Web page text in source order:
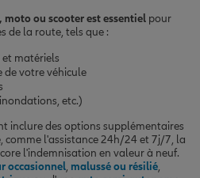
moto ou scooter est essentiel pour
de la route, tels que :
et matériels
de votre véhicule
etc.)
inclure des options supplémentaires
comme l'assistance 24h/24 et 7j/7, la
l'indemnisation en valeur à neuf.
occasionnel, malussé ou résilié,